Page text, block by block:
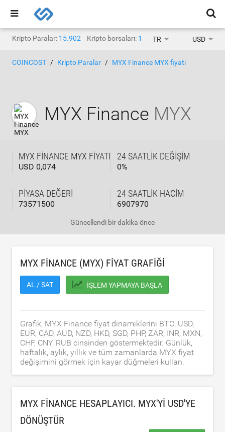
Kripto Paralar: 15.902 Kripto borsaları: 1.468TR USD
COINCOST Kripto Paralar MYX Finance MYX fiyatı
MYX Finance MYX
MYX FINANCE MYX FIYATI
USD 0,074
24 SAATLIK DEĞIŞIM
0%
PIYASA DEĞERI
73571500
24 SAATLIK HACIM
6907970
Güncellendi bir dakika önce
MYX FINANCE (MYX) FIYAT GRAFIĞI
AL / SAT İŞLEM YAPMAYA BAŞLA
Grafik, MYX Finance fiyat dinamiklerini BTC, USD,
EUR, CAD, AUD, NZD, HKD, SGD, PHP, ZAR, INR, MXN,
CHF, CNY, RUB cinsinden göstermektedir. Günlük,
haftalık, aylık, yıllık ve tüm zamanlarda MYX fiyat
değişimini görmek için kayar düğmeleri kullan.
MYX FINANCE HESAPLAYICI. MYX'YI USD'YE
DÖNÜŞTÜR